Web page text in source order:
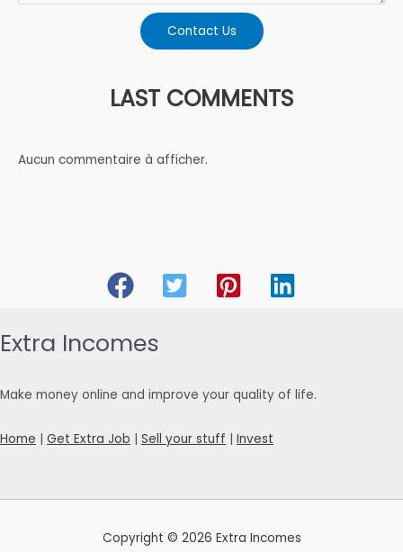
Contact Us
LAST COMMENTS
Aucun commentaire à afficher.
Extra Incomes
Make money online and improve your quality of life.
Home | Get Extra Job | Sell your stuff | Invest
Copyright © 2026 Extra Incomes